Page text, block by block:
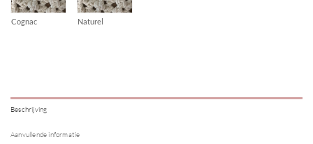
Cognac Naturel
Beschrijving
Aanvullende informatie